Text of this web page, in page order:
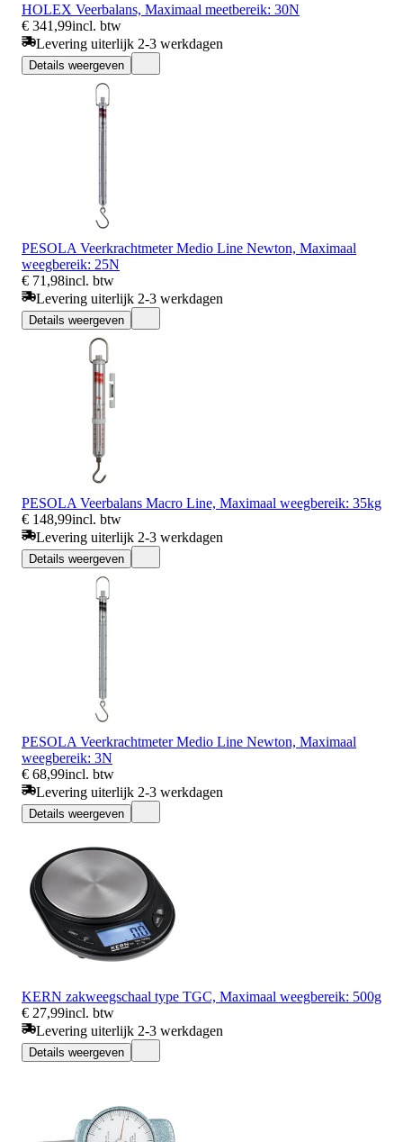
HOLEX Veerbalans, Maximaal meetbereik: 30N
€ 341,99incl. btw
Levering uiterlijk 2-3 werkdagen
Details weergeven
PESOLA Veerkrachtmeter Medio Line Newton, Maximaal
weegbereik: 25N
€ 71,98incl. btw
Levering uiterlijk 2-3 werkdagen
Details weergeven
PESOLA Veerbalans Macro Line, Maximaal weegbereik: 35kg
€ 148,99incl. btw
Levering uiterlijk 2-3 werkdagen
Details weergeven
PESOLA Veerkrachtmeter Medio Line Newton, Maximaal
weegbereik: 3N
€ 68,99incl. btw
Levering uiterlijk 2-3 werkdagen
Details weergeven
KERN zakweegschaal type TGC, Maximaal weegbereik: 500g
€ 27,99incl. btw
Levering uiterlijk 2-3 werkdagen
Details weergeven